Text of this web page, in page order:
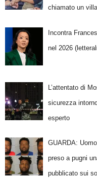
chiamato un
Incontra
nel 2026
L’attentato di
sicurezza
esperto
GUARDA:
preso a pugni
pubblicato sui